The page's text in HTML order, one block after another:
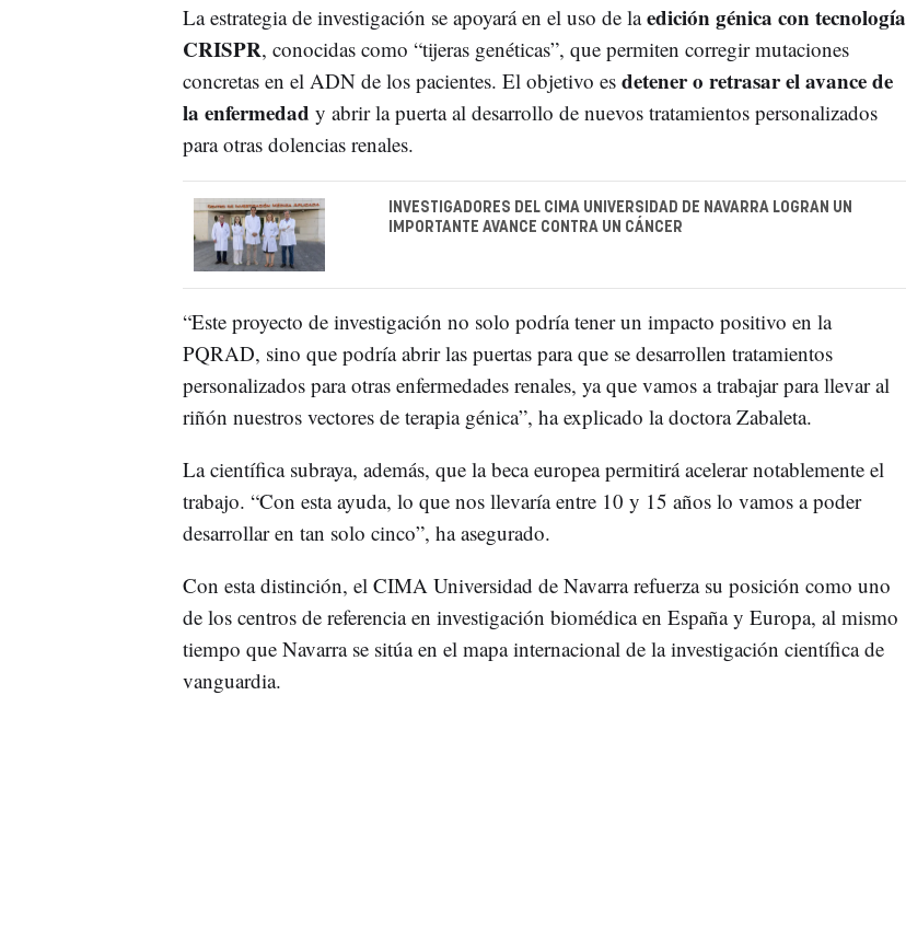
La estrategia de investigación se apoyará en el uso de laedición génica con tecnología
CRISPR, conocidas como “tijeras genéticas”, que permiten corregir mutaciones
concretas en el ADN de los pacientes. El objetivo es detener o retrasar el avance de
la enfermedad y abrir la puerta al desarrollo de nuevos tratamientos personalizados
para otras dolencias renales.
INVESTIGADORES DEL CIMA UNIVERSIDAD DE NAVARRA LOGRAN UN
IMPORTANTE AVANCE CONTRA UN CÁNCER
“Este proyecto de investigación no solo podría tener un impacto positivo en la
PQRAD, sino que podría abrir las puertas para que se desarrollen tratamientos
personalizados para otras enfermedades renales, ya que vamos a trabajar para llevar al
riñón nuestros vectores de terapia génica”, ha explicado la doctora Zabaleta.
La científica subraya, además, que la beca europea permitirá acelerar notablemente el
trabajo. “Con esta ayuda, lo que nos llevaría entre 10 y 15 años lo vamos a poder
desarrollar en tan solo cinco”, ha asegurado.
Con esta distinción, el CIMA Universidad de Navarra refuerza su posición como uno
de los centros de referencia en investigación biomédica en España y Europa, al mismo
tiempo que Navarra se sitúa en el mapa internacional de la investigación científica de
vanguardia.